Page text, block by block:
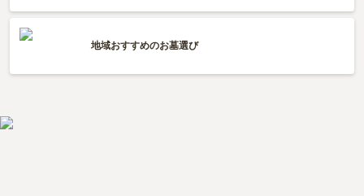
地域おすすめのお墓選び